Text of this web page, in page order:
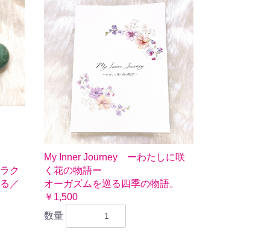
ク
／
My Inner Journey ーわたしに咲
く花の物語ー
オーガズムを巡る四季の物語。
￥1,500
数量